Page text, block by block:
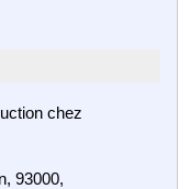
chez
93000,